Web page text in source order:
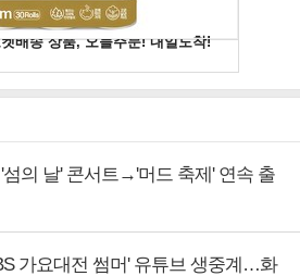
섬의 날' 콘서트→'머드 축제' 연속 출
가요대전 썸머' 유튜브 생중계…화